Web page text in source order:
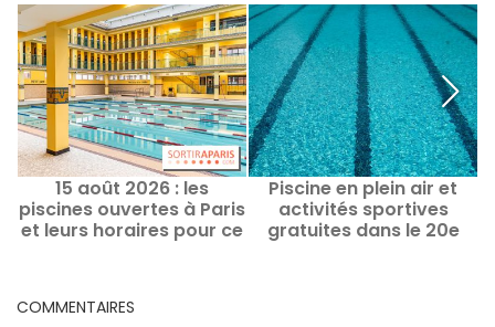
15 août 2026 : les
piscines ouvertes à Paris
et leurs horaires pour ce
Piscine en plein air et
activités sportives
gratuites dans le 20e
COMMENTAIRES